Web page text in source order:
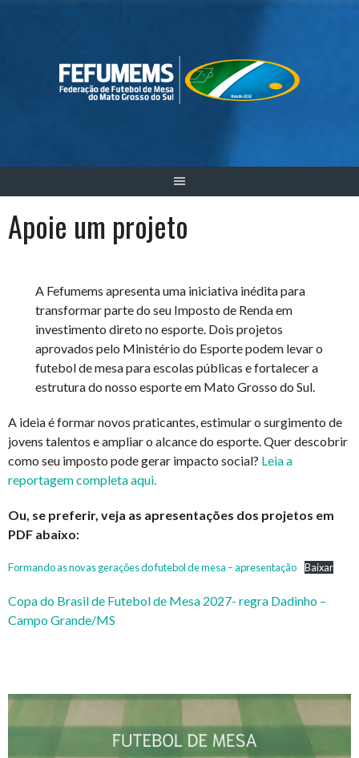
Apoie um projeto
A Fefumems apresenta uma iniciativa inédita para
transformar parte do seu Imposto de Renda em
investimento direto no esporte. Dois projetos
aprovados pelo Ministério do Esporte podem levar o
futebol de mesa para escolas públicas e fortalecer a
estrutura do nosso esporte em Mato Grosso do Sul.
A ideia é formar novos praticantes, estimular o surgimento de
jovens talentos e ampliar o alcance do esporte. Quer descobrir
como seu imposto pode gerar impacto social? Leia a
reportagem completa aqui.
Ou, se preferir, veja as apresentações dos projetos em
PDF abaixo:
Formando as novas gerações do futebol de mesa – apresentação Baixar
Copa do Brasil de Futebol de Mesa 2027- regra Dadinho –
Campo Grande/MS